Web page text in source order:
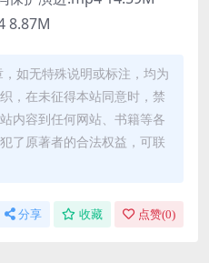
8.87M
如无特殊说明或标注，均为
，在未征得本站同意时，禁
内容到任何网站、书籍等各
了原著者的合法权益，可联
分享 收藏 点赞(0)